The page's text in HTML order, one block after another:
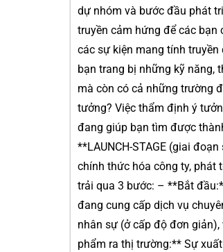
dự nhóm và bước đầu phát
truyền cảm hứng để các bạn
các sự kiện mang tính
bạn trang bị những kỹ năng,
mà còn có cả những trường
tưởng? Việc thẩm định ý
đang giúp bạn tìm được
**LAUNCH-STAGE (giai
chính thức hóa công ty, phát
trải qua 3 bước: – **Bắt
đang cung cấp dịch vụ
nhân sự (ở cấp độ đơn
phẩm ra thị trường:** Sự